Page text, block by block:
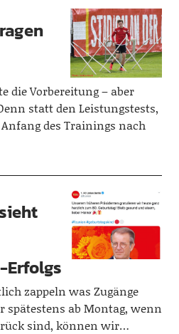
die Vorbereitung – aber
statt den Leistungstests,
des Trainings nach
Erfolgs
zappeln was Zugänge
spätestens ab Montag, wenn
sind, können wir…